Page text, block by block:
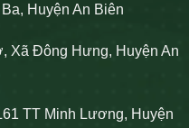
Huyện An Biên
Xã Đông Hưng, Huyện An
TT Minh Lương, Huyện